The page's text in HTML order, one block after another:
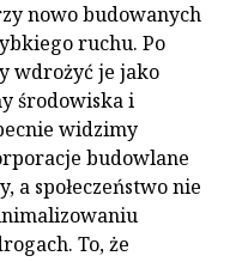
nowo budowanych
ruchu. Po
wdrożyć je jako
środowiska i
widzimy
budowlane
a społeczeństwo nie
To, że